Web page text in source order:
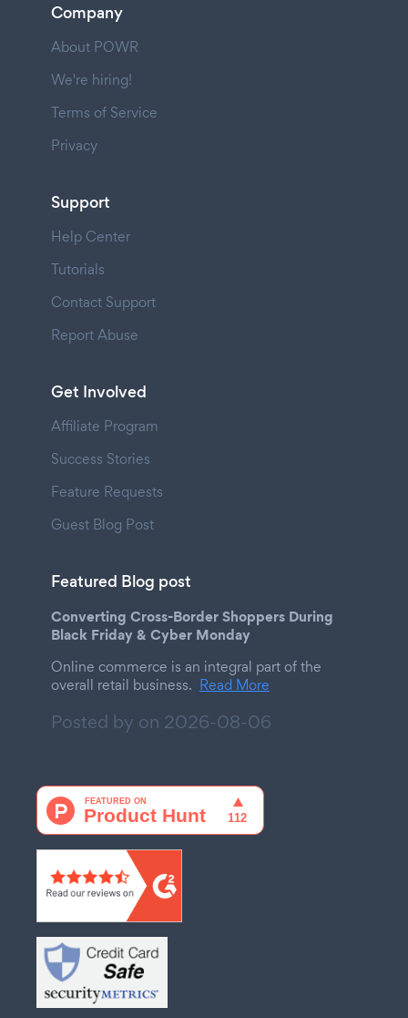
Company
About POWR
We're hiring!
Terms of Service
Privacy
Support
Help Center
Tutorials
Contact Support
Report Abuse
Get Involved
Affiliate Program
Success Stories
Feature Requests
Guest Blog Post
Featured Blog post
Converting Cross-Border Shoppers During
Black Friday & Cyber Monday
Online commerce is an integral part of the
overall retail business. Read More
Posted by on 2026-08-06